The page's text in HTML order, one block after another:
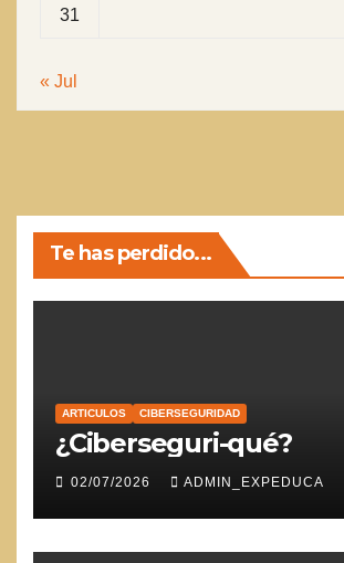
31
« Jul
Te has perdido...
ARTICULOS CIBERSEGURIDAD
¿Ciberseguri-qué?
02/07/2026 ADMIN_EXPEDUCA